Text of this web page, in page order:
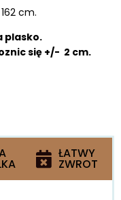
cm.
plasko.
się +/- 2 cm.
ŁATWY
ZWROT